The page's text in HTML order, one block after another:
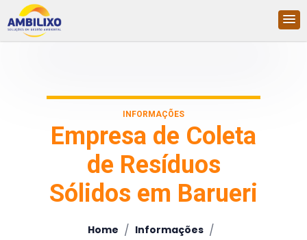
INFORMAÇÕES
Empresa de Coleta
de Resíduos
Sólidos em Barueri
Home / Informações /